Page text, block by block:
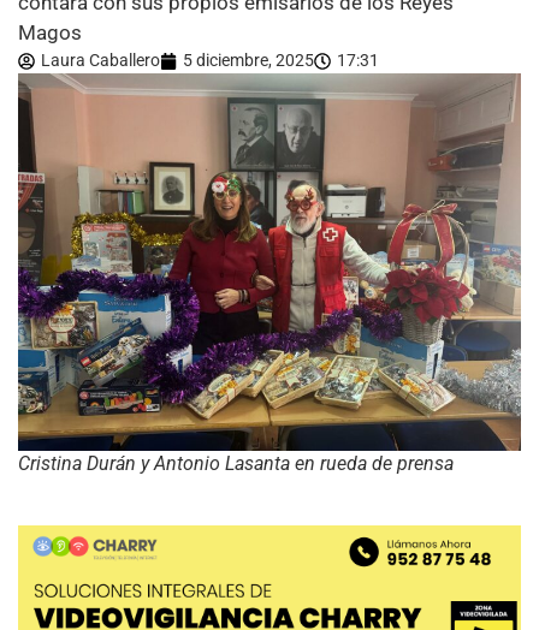
Magos
Laura Caballero 5 diciembre, 2025 17:31
Cristina Durán y Antonio Lasanta en rueda de prensa